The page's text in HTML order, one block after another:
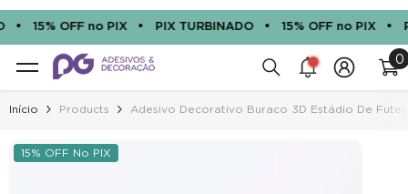
15% OFF no PIX PIX TURBINADO 15% OFF no PIX
00
Início Adesivo Decorativo Buraco 3D Estádio De
15% OFF No PIX